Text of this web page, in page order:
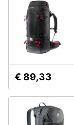
€ 89,33